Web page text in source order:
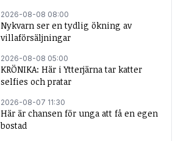
2026-08-08 08:00
Nykvarn ser en tydlig ökning av
villaförsäljningar
2026-08-08 05:00
KRÖNIKA: Här i Ytterjärna tar katter
selfies och pratar
2026-08-07 11:30
Här är chansen för unga att få en egen
bostad